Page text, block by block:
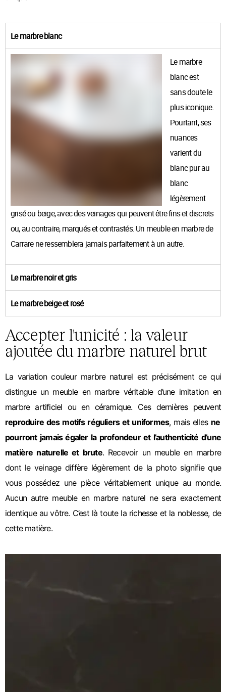
Le marbre blanc
Le marbre
blanc est
sans doute le
plus iconique.
Pourtant, ses
nuances
varient du
blanc pur au
blanc
légèrement
grisé ou beige, avec des veinages qui peuvent être fins et discrets
ou, au contraire, marqués et contrastés. Un meuble en marbre de
Carrare ne ressemblera jamais parfaitement à un autre.
Le marbre noir et gris
Le marbre beige et rosé
Accepter l'unicité : la valeur
ajoutée du marbre naturel brut
La variation couleur marbre naturel est précisément ce qui
distingue un meuble en marbre véritable d’une imitation en
marbre artificiel ou en céramique. Ces dernières peuvent
reproduire des motifs réguliers et uniformes, mais elles ne
pourront jamais égaler la profondeur et l’authenticité d’une
matière naturelle et brute. Recevoir un meuble en marbre
dont le veinage diffère légèrement de la photo signifie que
vous possédez une pièce véritablement unique au monde.
Aucun autre meuble en marbre naturel ne sera exactement
identique au vôtre. C’est là toute la richesse et la noblesse, de
cette matière.